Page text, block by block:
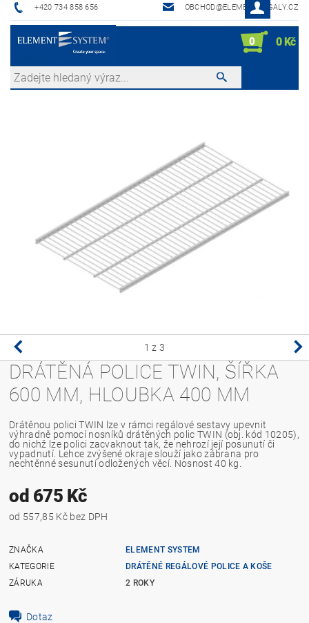
+420 734 858 656 OBCHOD@ELEMENTREGALY.CZ
0 0 Kč
1 z 3
DRÁTĚNÁ POLICE TWIN, ŠÍŘKA
600 MM, HLOUBKA 400 MM
Drátěnou polici TWIN lze v rámci regálové sestavy upevnit
výhradně pomocí nosníků drátěných polic TWIN (obj. kód 10205),
do nichž lze polici zacvaknout tak, že nehrozí její posunutí či
vypadnutí. Lehce zvýšené okraje slouží jako zábrana pro
nechtěnné sesunutí odložených věcí. Nosnost 40 kg.
od 675 Kč
od 557,85 Kč bez DPH
ZNAČKA
ELEMENT SYSTEM
KATEGORIE
DRÁTĚNÉ REGÁLOVÉ POLICE A KOŠE
ZÁRUKA
2 ROKY
Dotaz